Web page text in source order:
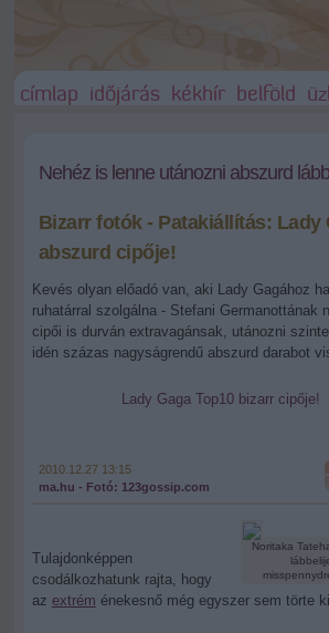
címlap időjárás kékhír belföld
Nehéz is lenne utánozni abszurd
Bizarr fotók - Patakiállítás: Lady
abszurd cipője!
Kevés olyan előadó van, aki Lady Gagához
ruhatárral szolgálna - Stefani Germanottának
cipői is durván extravagánsak, utánozni
idén százas nagyságrendű abszurd darabot
Lady Gaga Top10 bizarr cipője!
2010.12.27 13:15
ma.hu - Fotó: 123gossip.com
Noritaka
Tulajdonképpen
csodálkozhatunk rajta, hogy
az extrém énekesnő még egyszer sem törte